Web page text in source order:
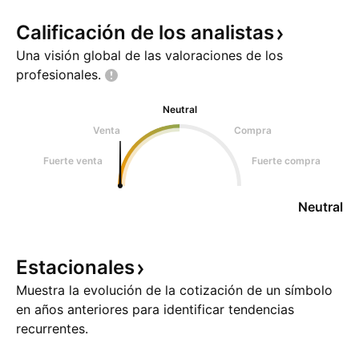
Calificación de los analistas
Una visión global de las valoraciones de los
profesionales.
Neutral
Venta
Compra
Fuerte venta Fuerte compra
Neutral
Estacionales
Muestra la evolución de la cotización de un símbolo
en años anteriores para identificar tendencias
recurrentes.